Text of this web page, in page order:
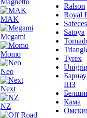
Magnetto
MAK
Megami
Momo
Neo
Next
NZ
Ralson
Royal
Satoya
Tyrex
Unigrip
ШЗ
Кама